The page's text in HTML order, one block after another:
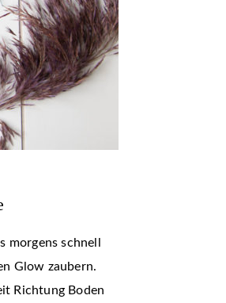
morgens schnell
Glow zaubern.
Richtung Boden